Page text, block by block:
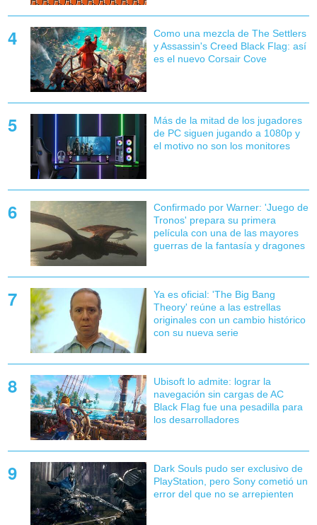
Como una mezcla de The Settlers
y Assassin's Creed Black Flag: así
es el nuevo Corsair Cove
Más de la mitad de los jugadores
de PC siguen jugando a 1080p y
el motivo no son los monitores
Confirmado por Warner: 'Juego de
Tronos' prepara su primera
película con una de las mayores
guerras de la fantasía y dragones
Ya es oficial: 'The Big Bang
Theory' reúne a las estrellas
originales con un cambio histórico
con su nueva serie
Ubisoft lo admite: lograr la
navegación sin cargas de AC
Black Flag fue una pesadilla para
los desarrolladores
Dark Souls pudo ser exclusivo de
PlayStation, pero Sony cometió un
error del que no se arrepienten